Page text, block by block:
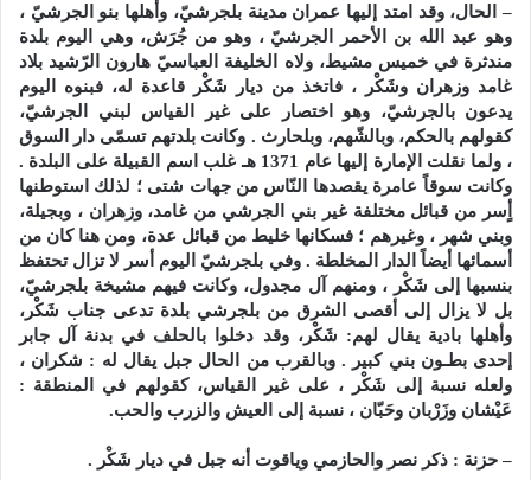
– الحال، وقد امتد إليها عمران مدينة بلجرشيّ، وأهلها بنو الجرشيّ ،
وهو عبد الله بن الأحمر الجرشيّ ، وهو من جُرَش، وهي اليوم بلدة
مندثرة في خميس مشيط، ولاه الخليفة العباسيّ هارون الرّشيد بلاد
غامد وزهران وشَكْر ، فاتخذ من ديار شَكْر قاعدة له، فبنوه اليوم
يدعون بالجرشيّ، وهو اختصار على غير القياس لبني الجرشيّ،
كقولهم بالحكم، وبالشّهم، وبلحارث . وكانت بلدتهم تسمّى دار السوق
، ولما نقلت الإمارة إليها عام 1371 هـ غلب اسم القبيلة على البلدة .
وكانت سوقاً عامرة يقصدها النّاس من جهات شتى ؛ لذلك استوطنها
أٍسر من قبائل مختلفة غير بني الجرشي من غامد، وزهران ، وبجيلة،
وبني شهر ، وغيرهم ؛ فسكانها خليط من قبائل عدة، ومن هنا كان من
أسمائها أيضاً الدار المخلطة . وفي بلجرشيّ اليوم أسر لا تزال تحتفظ
بنسبها إلى شَكْر ، ومنهم آل مجدول، وكانت فيهم مشيخة بلجرشيّ،
بل لا يزال إلى أقصى الشرق من بلجرشي بلدة تدعى جناب شَكْر،
وأهلها بادية يقال لهم: شَكْر، وقد دخلوا بالحلف في بدنة آل جابر
إحدى بطـون بني كبير . وبالقرب من الحال جبل يقال له : شكران ،
ولعله نسبة إلى شَكْر ، على غير القياس، كقولهم في المنطقة :
عَيْشان وزَرْبان وحَبّان ، نسبة إلى العيش والزرب والحب.
– حزنة : ذكر نصر والحازمي وياقوت أنه جبل في ديار شَكْر .